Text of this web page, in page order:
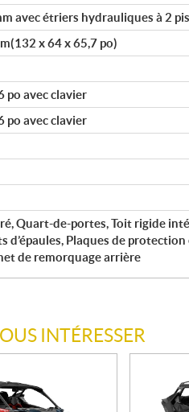
avec étriers hydrauliques à 2
x 64 x 65,7 po)
po avec clavier
po avec clavier
Quart-de-portes, Toit rigide
d’épaules, Plaques de
de remorquage arrière
INTÉRESSER